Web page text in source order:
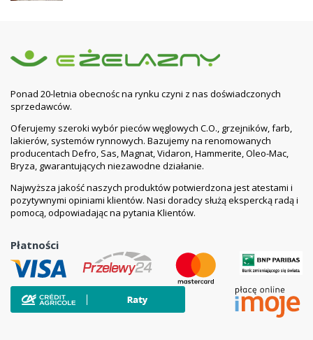
Ponad 20-letnia obecnośc na rynku czyni z nas doświadczonych
sprzedawców.
Oferujemy szeroki wybór pieców węglowych C.O., grzejników, farb,
lakierów, systemów rynnowych. Bazujemy na renomowanych
producentach Defro, Sas, Magnat, Vidaron, Hammerite, Oleo-Mac,
Bryza, gwarantujących niezawodne działanie.
Najwyższa jakość naszych produktów potwierdzona jest atestami i
pozytywnymi opiniami klientów. Nasi doradcy służą ekspercką radą i
pomocą, odpowiadając na pytania Klientów.
Płatności